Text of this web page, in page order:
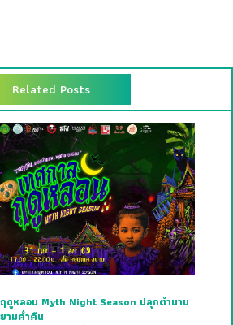
Related Posts
ดูหลอน Myth Night Season ปลุกตำนาน
ามค่ำคืน